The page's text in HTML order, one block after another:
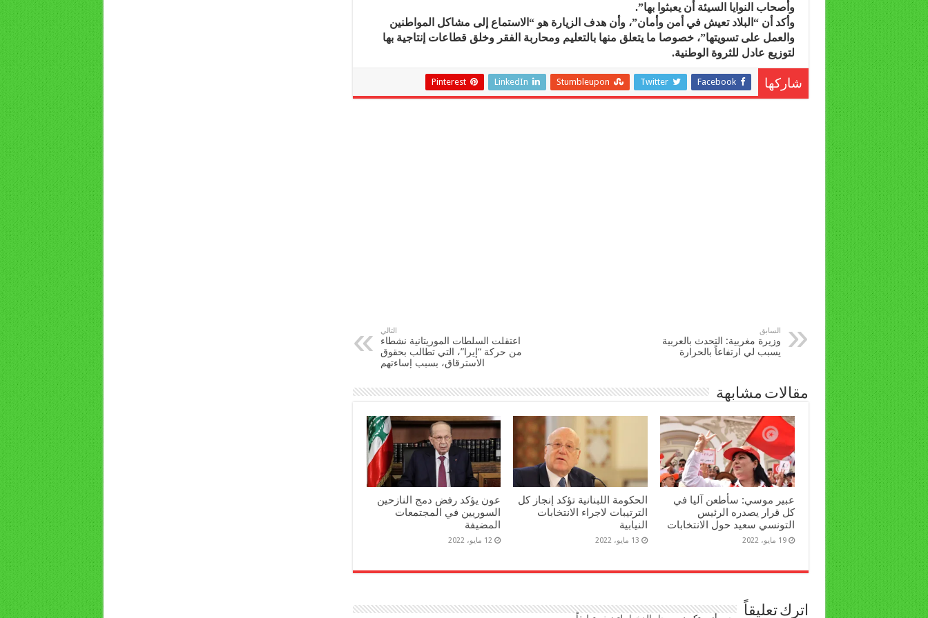
وأصحاب النوايا السيئة أن يعبثوا بها”.
وأكد أن “البلاد تعيش في أمن وأمان”، وأن هدف الزيارة هو “الاستماع إلى مشاكل المواطنين
والعمل على تسويتها”، خصوصا ما يتعلق منها بالتعليم ومحاربة الفقر وخلق قطاعات إنتاجية بها
لتوزيع عادل للثروة الوطنية.
شاركها Facebook
Twitter
Stumbleupon
LinkedIn
Pinterest
السابق
وزيرة مغربية: التحدث بالعربية
يسبب لي ارتفاعاً بالحرارة
التالي
اعتقلت السلطات الموريتانية نشطاء
من حركة “إيرا”، التي تطالب بحقوق
الاسترقاق، بسبب إساءتهم
مقالات مشابهة
عبير موسي: سأطعن آليا في
كل قرار يصدره الرئيس
التونسي سعيد حول الانتخابات
19 مايو، 2022
الحكومة اللبنانية تؤكد إنجاز كل
الترتيبات لاجراء الانتخابات
النيابية
13 مايو، 2022
عون يؤكد رفض دمج النازحين
السوريين في المجتمعات
المضيفة
12 مايو، 2022
اترك تعليقاً